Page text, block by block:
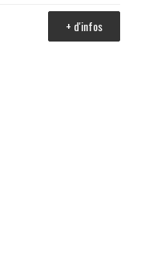
+ d'infos